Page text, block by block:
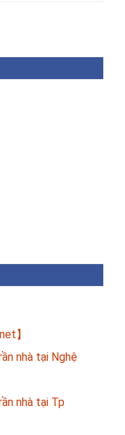
】
nhà tại Nghệ
nhà tại Tp